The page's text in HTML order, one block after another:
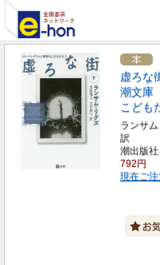
虚ろ
潮文庫
こども
ランサ
訳
潮出版社
792円
現在ご